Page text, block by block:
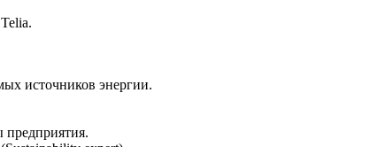
источников энергии.
предприятия.